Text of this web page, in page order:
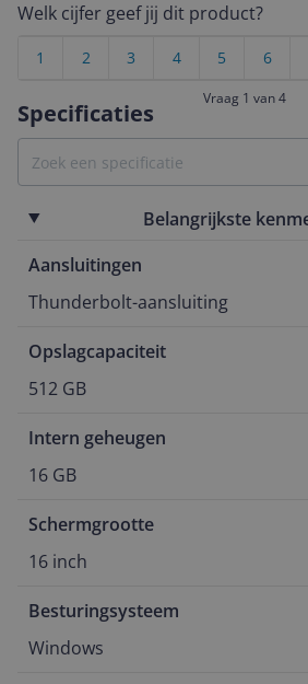
Specificaties
Belangrijkste
Aansluitingen
Thunderbolt-aansluiting
Opslagcapaciteit
512 GB
Intern geheugen
16 GB
Schermgrootte
16 inch
Besturingsysteem
Windows
Welk cijfer geef jij dit product?
6
5
4
3
2
1
Vraag 1 van 4